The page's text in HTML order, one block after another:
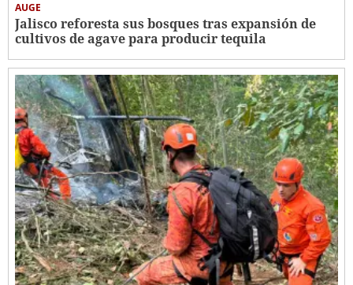
AUGE
Jalisco reforesta sus bosques tras expansión de
cultivos de agave para producir tequila